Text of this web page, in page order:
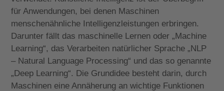
für Anwendungen, bei denen Maschinen
menschenähnliche Intelligenzleistungen erbringen.
Darunter fällt das maschinelle Lernen oder „Machine
Learning“, das Verarbeiten natürlicher Sprache „NLP
– Natural Language Processing“ und das so genannte
„Deep Learning“. Die Grundidee besteht darin, durch
Maschinen eine Annäherung an wichtige Funktionen